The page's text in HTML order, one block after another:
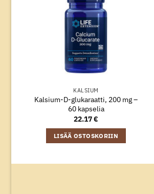
KALSIUM
Kalsium-D-glukaraatti, 200 mg –
60 kapselia
22.17€
LISÄÄ OSTOSKORIIN